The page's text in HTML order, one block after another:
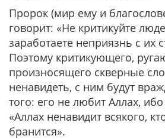
Пророк (мир ему и
говорит: «Не критикуйте
заработаете неприязнь с их
Поэтому критикующего,
произносящего скверные
ненавидеть, с ним будут
того: его не любит Аллах,
«Аллах ненавидит всякого,
бранится».